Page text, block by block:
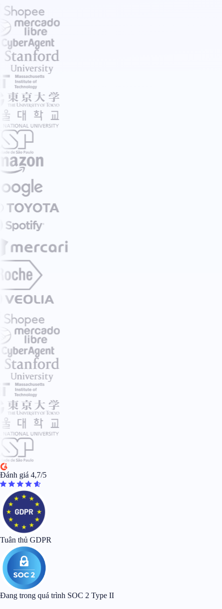
Đánh giá 4,7/5
Tuân thủ GDPR
Đang trong quá trình SOC 2 Type II